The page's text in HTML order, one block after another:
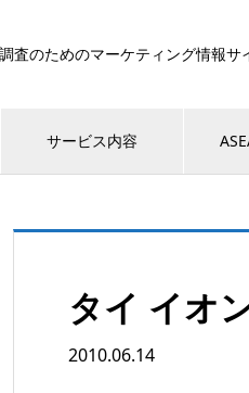
査のためのマーケティング情報サ
サービス内容
タイ イオ
2010.06.14